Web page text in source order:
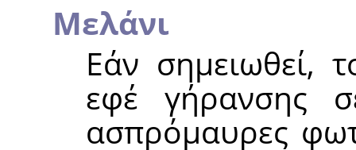
Μελάνι
Εάν σημειωθεί,
εφέ γήρανσης
ασπρόμαυρες